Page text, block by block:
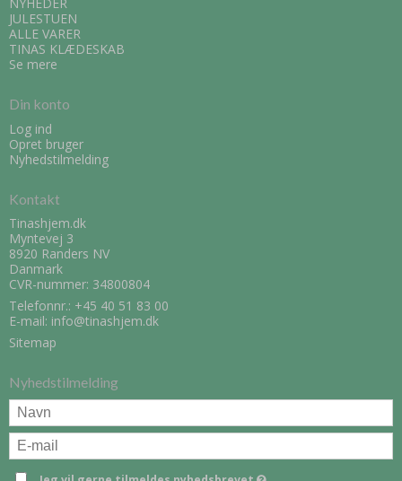
JULESTUEN
ALLE VARER
TINAS KLÆDESKAB
Se mere
Din konto
Log ind
Opret bruger
Nyhedstilmelding
Kontakt
Tinashjem.dk
Myntevej 3
8920 Randers NV
Danmark
CVR-nummer: 34800804
Telefonnr.: +45 40 51 83 00
E-mail: info@tinashjem.dk
Sitemap
Nyhedstilmelding